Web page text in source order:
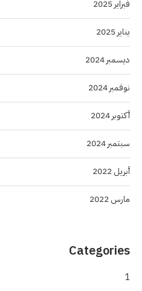
فبراير 2025
يناير 2025
ديسمبر 2024
نوفمبر 2024
أكتوبر 2024
سبتمبر 2024
أبريل 2022
مارس 2022
Categories
1